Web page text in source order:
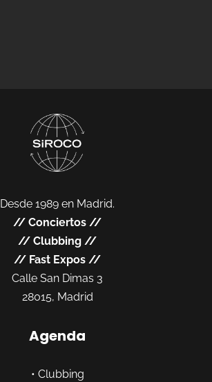
Desde 1989 en Madrid.
// Conciertos //
// Clubbing //
// Fast Expos //
Calle San Dimas 3
28015, Madrid
Agenda
• Clubbing